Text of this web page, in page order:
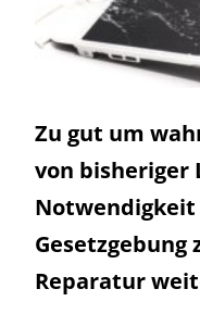
Zu gut um
von bisheriger
Notwendigkeit
Gesetzgebung
Reparatur